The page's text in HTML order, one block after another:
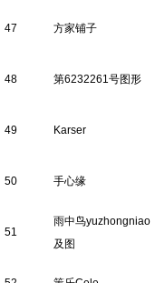
47 方家铺子
48 第6232261号图形
49 Karser
50 手心缘
51
雨中鸟yuzhongniao
及图